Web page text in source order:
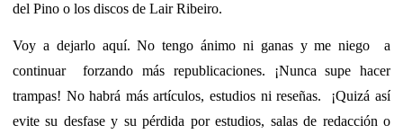
del Pino o los discos de Lair Ribeiro.
Voy a dejarlo aquí. No tengo ánimo ni ganas y me niego a
continuar forzando más republicaciones. ¡Nunca supe hacer
trampas! No habrá más artículos, estudios ni reseñas. ¡Quizá así
evite su desfase y su pérdida por estudios, salas de redacción o